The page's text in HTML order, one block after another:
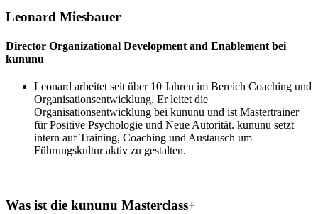
Leonard Miesbauer
Director Organizational Development and Enablement bei
kununu
Leonard arbeitet seit über 10 Jahren im Bereich Coaching und
Organisationsentwicklung. Er leitet die
Organisationsentwicklung bei kununu und ist Mastertrainer
für Positive Psychologie und Neue Autorität. kununu setzt
intern auf Training, Coaching und Austausch um
Führungskultur aktiv zu gestalten.
Was ist die kununu Masterclass+